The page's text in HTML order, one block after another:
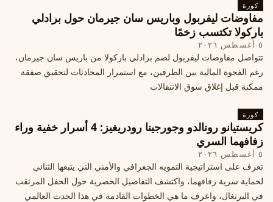
كورة
مفاوضات ليفربول وباريس سان جيرمان حول برادلي
باركولا تكتسب زخمًا
٥ أغسطس ٢٠٢٦
تتواصل مفاوضات ليفربول لضم برادلي باركولا من باريس سان جيرمان،
رغم الفجوة المالية بين الطرفين، مع استمرار المحادثات لتحقيق صفقة
ممكنة قبل إغلاق سوق الانتقالات
كورة
كريستيانو رونالدو وجورجينا رودريغيز: 4 أسرار خفية وراء
زفافهما السري
٥ أغسطس ٢٠٢٦
تعرف على استراتيجية التمويه الجغرافي والأمني التي يتبعها الثنائي
لحماية سرية زفافهما، واكتشف التفاصيل الحصرية حول الحفل المرتقب
في البرتغال، واعرف ما هي الخطوات القادمة في هذا الحدث العالمي